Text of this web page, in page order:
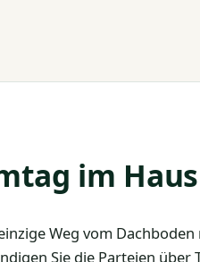
im
Weg vom
Sie die Parteien